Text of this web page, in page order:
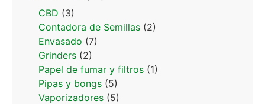
CBD (3)
Contadora de Semillas (2)
Envasado (7)
Grinders (2)
Papel de fumar y filtros (1)
Pipas y bongs (5)
Vaporizadores (5)